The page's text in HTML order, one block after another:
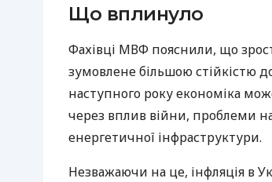
Що вплинуло
Фахівці МВФ пояснили, що
зумовлене більшою стійкістю
наступного року економіка
через вплив війни, проблеми
енергетичної інфраструктури.
Незважаючи на це, інфляція в